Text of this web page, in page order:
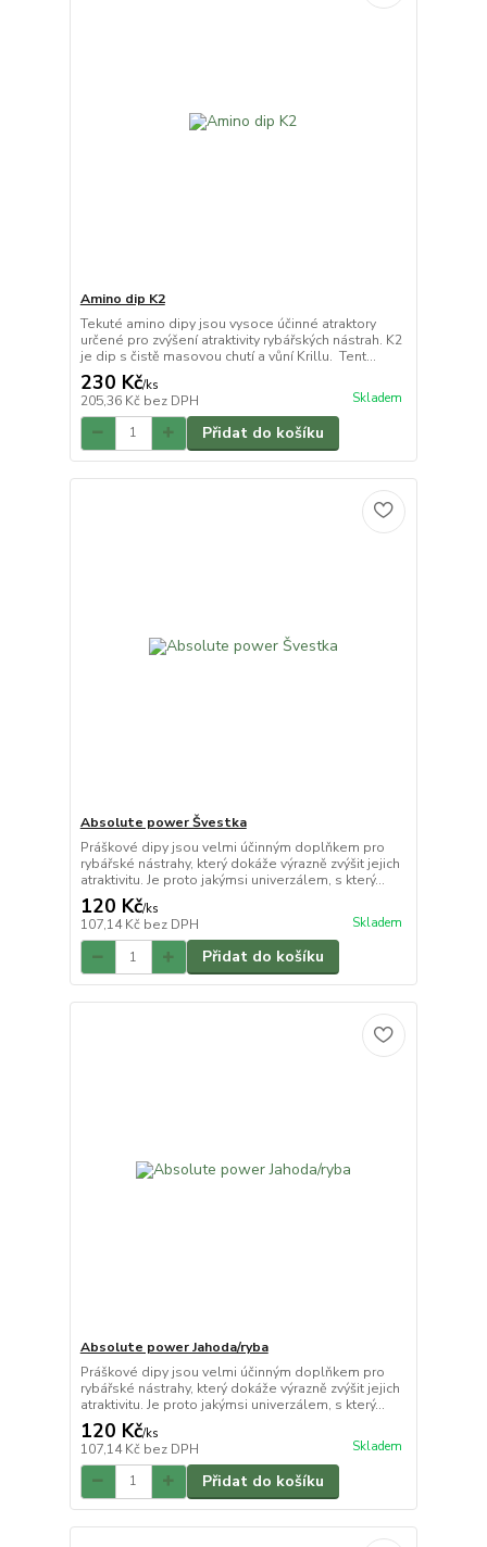
Amino dip K2
Tekuté amino dipy jsou vysoce účinné atraktory
určené pro zvýšení atraktivity rybářských nástrah. K2
je dip s čistě masovou chutí a vůní Krillu. Tent...
230 Kč/ks
205,36 Kč bez DPH Skladem
Přidat do košíku
Absolute power Švestka
Práškové dipy jsou velmi účinným doplňkem pro
rybářské nástrahy, který dokáže výrazně zvýšit jejich
atraktivitu. Je proto jakýmsi univerzálem, s který...
120 Kč/ks
107,14 Kč bez DPH Skladem
Přidat do košíku
Absolute power Jahoda/ryba
Práškové dipy jsou velmi účinným doplňkem pro
rybářské nástrahy, který dokáže výrazně zvýšit jejich
atraktivitu. Je proto jakýmsi univerzálem, s který...
120 Kč/ks
107,14 Kč bez DPH Skladem
Přidat do košíku